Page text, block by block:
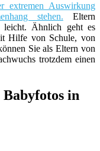
extremen Auswirkung
stehen. Eltern
leicht. Ähnlich geht es
Hilfe von Schule, von
Sie als Eltern von
trotzdem einen
in